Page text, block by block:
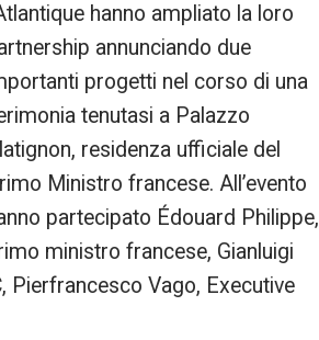
hanno ampliato la loro
annunciando due
progetti nel corso di una
tenutasi a Palazzo
residenza ufficiale del
Ministro francese. All’evento
partecipato Édouard Philippe,
ministro francese, Gianluigi
Pierfrancesco Vago, Executive